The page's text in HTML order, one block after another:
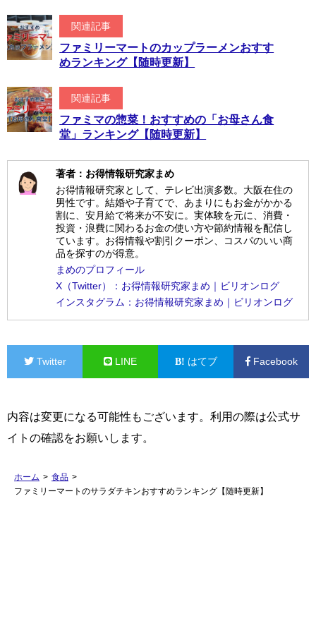
関連記事
ファミリーマートのカップラーメンおすす
めランキング【随時更新】
関連記事
ファミマの惣菜！おすすめの「お母さん食
堂」ランキング【随時更新】
著者：お得情報研究家まめ
お得情報研究家として、テレビ出演多数。大阪在住の
男性です。結婚や子育てで、あまりにもお金がかかる
割に、安月給で将来が不安に。実体験を元に、消費・
投資・浪費に関わるお金の使い方や節約情報を配信し
ています。お得情報や割引クーポン、コスパのいい商
品を探すのが得意。
まめのプロフィール
X（Twitter）：お得情報研究家まめ｜ビリオンログ
インスタグラム：お得情報研究家まめ｜ビリオンログ
Twitter LINE はてブ Facebook
内容は変更になる可能性もございます。利用の際は公式サ
イトの確認をお願いします。
ホーム > 食品 >
ファミリーマートのサラダチキンおすすめランキング【随時更新】